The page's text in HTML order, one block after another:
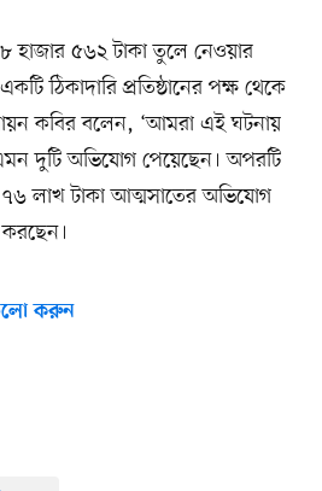
হাজার ৫৬২ টাকা তুলে নেওয়ার
ঠিকাদারি প্রতিষ্ঠানের পক্ষ থেকে
কবির বলেন, ‘আমরা এই ঘটনায়
দুটি অভিযোগ পেয়েছেন। অপরটি
৭৬ লাখ টাকা আত্মসাতের অভিযোগ
করছেন।
করুন